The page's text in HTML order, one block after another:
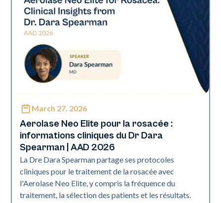
Neo Elite | Présentations
March 27, 2026
Aerolase Neo Elite pour la rosacée :
informations cliniques du Dr Dara
Spearman | AAD 2026
La Dre Dara Spearman partage ses protocoles
cliniques pour le traitement de la rosacée avec
l'Aerolase Neo Elite, y compris la fréquence du
traitement, la sélection des patients et les résultats.